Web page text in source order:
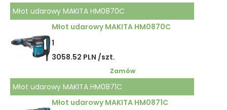
Młot udarowy MAKITA HM0870C
Młot udarowy MAKITA HM0870C
1
3058.52 PLN /szt.
Zamów
Młot udarowy MAKITA HM0871C
Młot udarowy MAKITA HM0871C